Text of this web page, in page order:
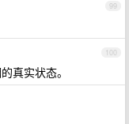
99
100
真实状态。